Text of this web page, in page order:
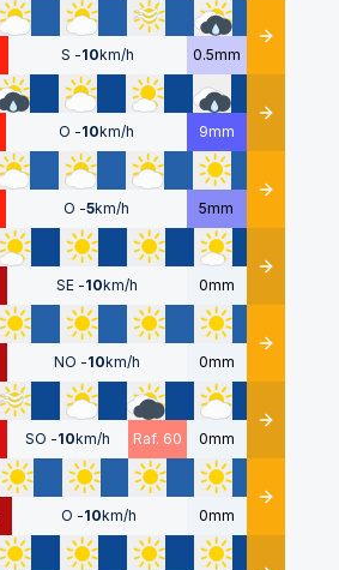
S -10km/h 0.5mm Détails
O -10km/h 9mm Détails
O -5km/h 5mm Détails
SE -10km/h 0mm Détails
NO -10km/h 0mm Détails
SO -10km/h Raf. 60 0mm Détails
O -10km/h 0mm Détails